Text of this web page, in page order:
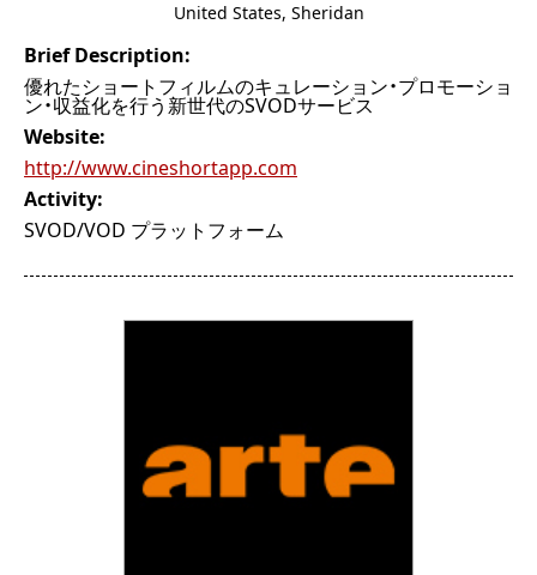
United States, Sheridan
Brief Description:
優れたショートフィルムのキュレーション・プロモーショ
ン・収益化を行う新世代のSVODサービス
Website:
http://www.cineshortapp.com
Activity:
SVOD/VOD プラットフォーム